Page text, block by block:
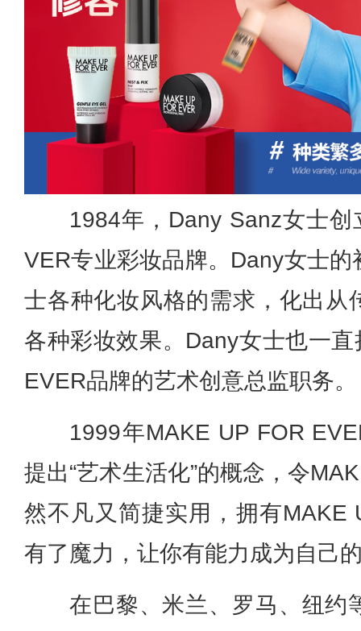
1984年，Dany Sanz女士
VER专业彩妆品牌。Dany女士
士各种化妆风格的需求，化出从
各种彩妆效果。Dany女士也一
EVER品牌的艺术创意总监职务。
1999年MAKE UP FOR
提出“艺术生活化”的概念，令
然不凡又简捷实用，拥有MAKE
有了魔力，让你有能力成为自己
在巴黎、米兰、罗马、纽约